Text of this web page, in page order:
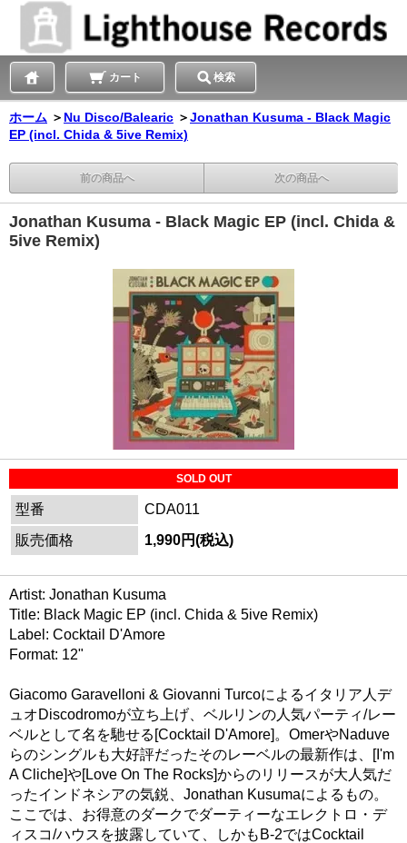
カート 検索
ホーム ＞ Nu Disco/Balearic ＞Jonathan Kusuma - Black Magic
EP (incl. Chida & 5ive Remix)
前の商品へ 次の商品へ
Jonathan Kusuma - Black Magic EP (incl. Chida &
5ive Remix)
SOLD OUT
型番
CDA011
販売価格
1,990円(税込)
Artist: Jonathan Kusuma
Title: Black Magic EP (incl. Chida & 5ive Remix)
Label: Cocktail D'Amore
Format: 12"
Giacomo Garavelloni & Giovanni Turcoによるイタリア人デ
ュオDiscodromoが立ち上げ、ベルリンの人気パーティ/レー
ベルとして名を馳せる[Cocktail D'Amore]。OmerやNaduve
らのシングルも大好評だったそのレーベルの最新作は、[I'm
A Cliche]や[Love On The Rocks]からのリリースが大人気だ
ったインドネシアの気鋭、Jonathan Kusumaによるもの。
ここでは、お得意のダークでダーティーなエレクトロ・デ
ィスコ/ハウスを披露していて、しかもB-2ではCocktail